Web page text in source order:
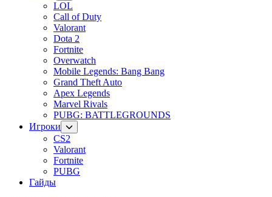
LOL
Call of Duty
Valorant
Dota 2
Fortnite
Overwatch
Mobile Legends: Bang Bang
Grand Theft Auto
Apex Legends
Marvel Rivals
PUBG: BATTLEGROUNDS
Игроки
CS2
Valorant
Fortnite
PUBG
Гайды